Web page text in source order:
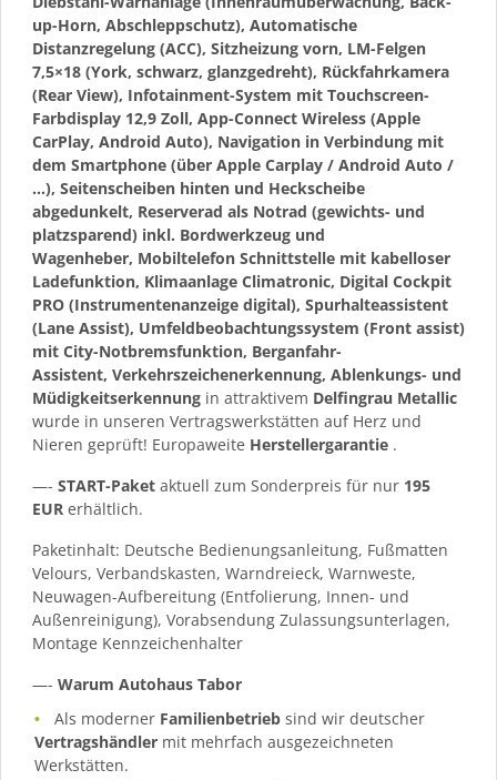
up-Horn, Abschleppschutz), Automatische
Distanzregelung (ACC), Sitzheizung vorn, LM-Felgen
7,5×18 (York, schwarz, glanzgedreht), Rückfahrkamera
(Rear View), Infotainment-System mit Touchscreen-
Farbdisplay 12,9 Zoll, App-Connect Wireless (Apple
CarPlay, Android Auto), Navigation in Verbindung mit
dem Smartphone (über Apple Carplay / Android Auto /
…), Seitenscheiben hinten und Heckscheibe
abgedunkelt, Reserverad als Notrad (gewichts- und
platzsparend) inkl. Bordwerkzeug und
Wagenheber, Mobiltelefon Schnittstelle mit kabelloser
Ladefunktion, Klimaanlage Climatronic, Digital Cockpit
PRO (Instrumentenanzeige digital), Spurhalteassistent
(Lane Assist), Umfeldbeobachtungssystem (Front assist)
mit City-Notbremsfunktion, Berganfahr-
Assistent, Verkehrszeichenerkennung, Ablenkungs- und
Müdigkeitserkennung in attraktivem Delfingrau Metallic
wurde in unseren Vertragswerkstätten auf Herz und
Nieren geprüft! Europaweite Herstellergarantie .
—- START-Paket aktuell zum Sonderpreis für nur 195
EUR erhältlich.
Paketinhalt: Deutsche Bedienungsanleitung, Fußmatten
Velours, Verbandskasten, Warndreieck, Warnweste,
Neuwagen-Aufbereitung (Entfolierung, Innen- und
Außenreinigung), Vorabsendung Zulassungsunterlagen,
Montage Kennzeichenhalter
—- Warum Autohaus Tabor
Als moderner Familienbetrieb sind wir deutscher
Vertragshändler mit mehrfach ausgezeichneten
Werkstätten.